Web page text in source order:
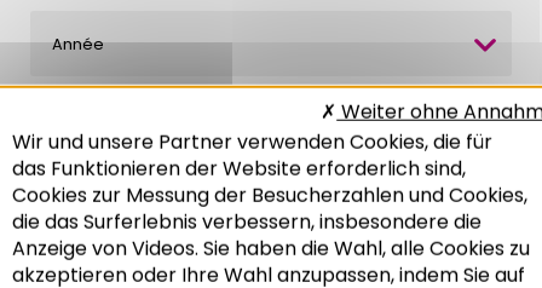
Année
DIE THEMENBLÄTTER
DER ADEUS N°202
Energiearmut : Die
Aufwendungen für Heizkosten
in den Wohnungen im
Departement Bas-Rhin
Wir und unsere Partner verwenden Cookies, die für
das Funktionieren der Website erforderlich sind,
Cookies zur Messung der Besucherzahlen und Cookies,
die das Surferlebnis verbessern, insbesondere die
Anzeige von Videos. Sie haben die Wahl, alle Cookies zu
akzeptieren oder Ihre Wahl anzupassen, indem Sie auf
Weiter ohne